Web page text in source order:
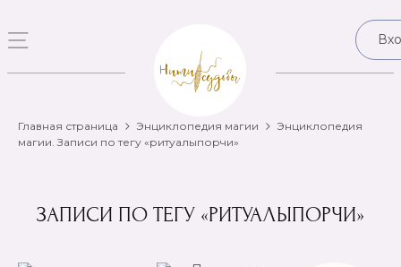
Главная страница Энциклопедия магии
Энциклопедия
магии. Записи по тегу «ритуалыпорчи»
ЗАПИСИ ПО ТЕГУ «РИТУАЛЫПОРЧИ»